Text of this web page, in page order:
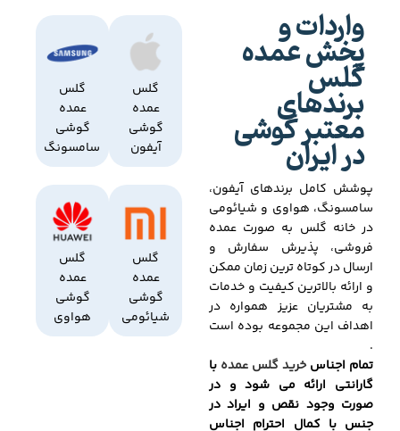
واردات و
پخش عمده
گلس
برندهای
معتبر گوشی
در ایران
پوشش کامل برندهای آیفون،
سامسونگ، هواوی و شیائومی
در خانه گلس به صورت عمده
فروشی، پذیرش سفارش و
ارسال در کوتاه ترین زمان ممکن
و ارائه بالاترین کیفیت و خدمات
به مشتریان عزیز همواره در
اهداف این مجموعه بوده است
.
تمام اجناسخرید گلس عمده با
گارانتی ارائه می شود و در
صورت وجود نقص و ایراد در
جنس با کمال احترام اجناس
گلس
عمده
گوشی
آیفون
گلس
عمده
گوشی
سامسونگ
گلس
عمده
گوشی
شیائومی
گلس
عمده
گوشی
هواوی